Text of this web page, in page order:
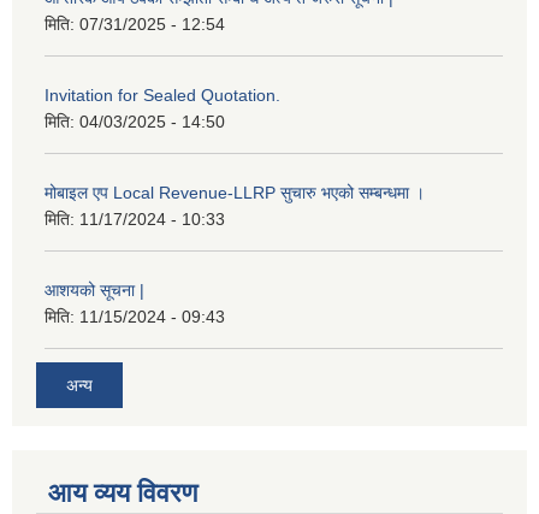
मिति: 07/31/2025 - 12:54
Invitation for Sealed Quotation.
मिति: 04/03/2025 - 14:50
मोबाइल एप Local Revenue-LLRP सुचारु भएको सम्बन्धमा ।
मिति: 11/17/2024 - 10:33
आशयको सूचना |
मिति: 11/15/2024 - 09:43
अन्य
आय व्यय विवरण